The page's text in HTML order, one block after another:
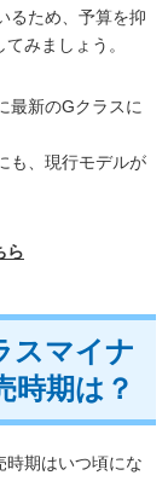
るため、予算を抑
みましょう。
最新のGクラスに
も、現行モデルが
ら
スマイナ
時期は？
時期はいつ頃にな